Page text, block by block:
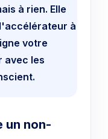
à rien. Elle
à
votre
avec les
un non-